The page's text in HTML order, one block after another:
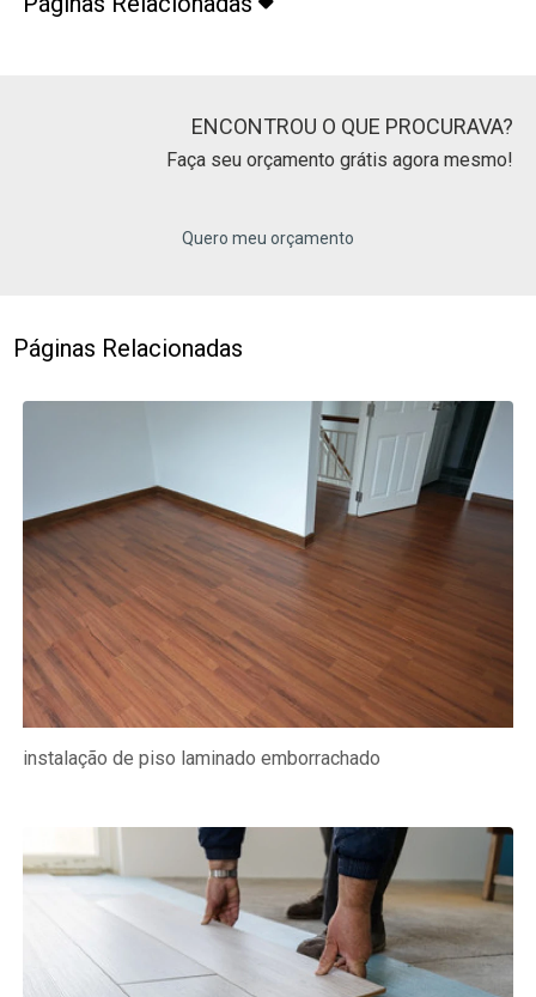
ENCONTROU O QUE PROCURAVA?
Faça seu orçamento grátis agora mesmo!
Quero meu orçamento
Páginas Relacionadas
instalação de piso laminado emborrachado